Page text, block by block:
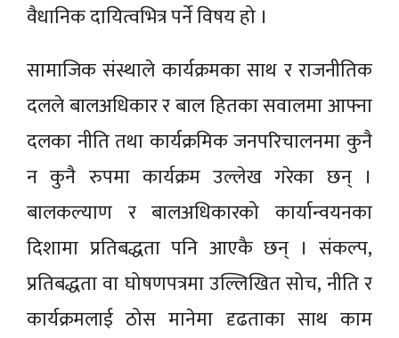
वैधानिक दायित्वभित्र पर्ने विषय हो ।
सामाजिक संस्थाले कार्यक्रमका साथ र राजनीतिक
दलले बालअधिकार र बाल हितका सवालमा आफ्ना
दलका नीति तथा कार्यक्रमिक जनपरिचालनमा कुनै
न कुनै रुपमा कार्यक्रम उल्लेख गरेका छन् ।
बालकल्याण र बालअधिकारको कार्यान्वयनका
दिशामा प्रतिबद्धता पनि आएकै छन् । संकल्प,
प्रतिबद्धता वा घोषणपत्रमा उल्लिखित सोच, नीति र
कार्यक्रमलाई ठोस मानेमा दृढताका साथ काम